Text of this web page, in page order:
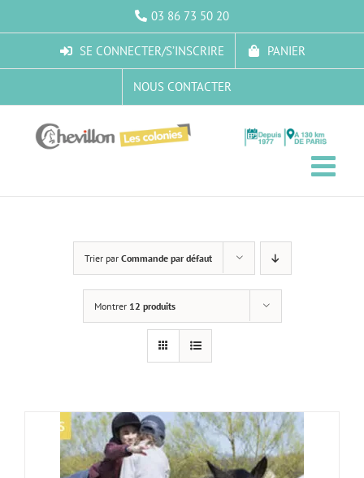
03 86 73 50 20
SE CONNECTER/S’INSCRIRE PANIER
NOUS CONTACTER
Trier par Commande par défaut
Montrer 12 produits